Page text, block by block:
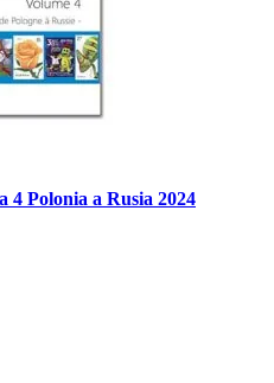
Polonia a Rusia 2024